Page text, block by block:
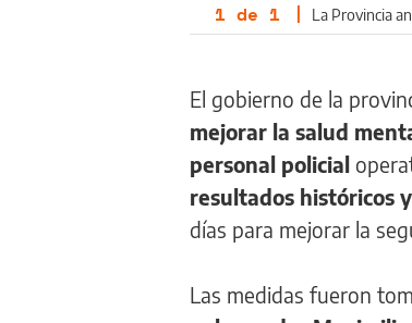
1 de 1 | La Provincia
El gobierno de la
mejorar la salud
personal policial
resultados históricos
días para mejorar la
Las medidas fueron